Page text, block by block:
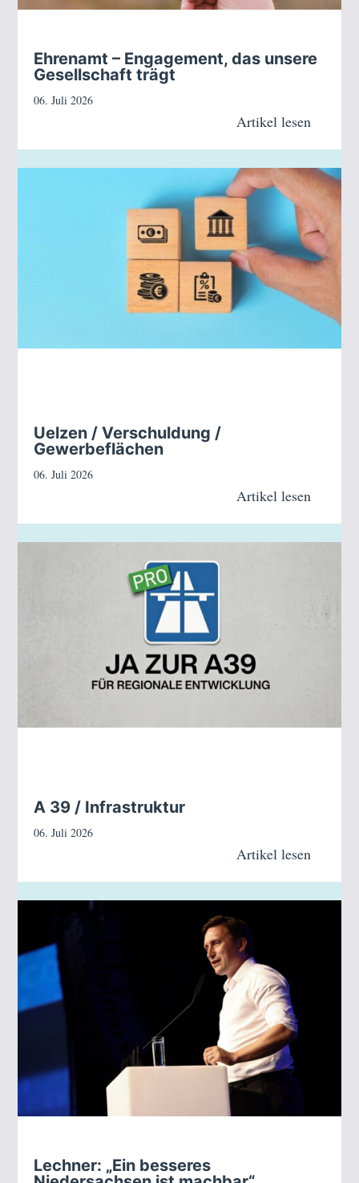
Ehrenamt – Engagement, das unsere
Gesellschaft trägt
06. Juli 2026
Artikel lesen
Uelzen / Verschuldung /
Gewerbeflächen
06. Juli 2026
Artikel lesen
A 39 / Infrastruktur
06. Juli 2026
Artikel lesen
Lechner: „Ein besseres